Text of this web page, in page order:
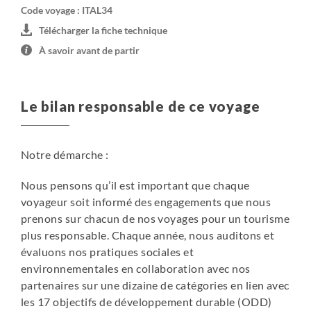
creusées dans le tuf, du village de Matera et implanté au
cœur des églises rupestres de Matera. Il dispose d'une
charmante terrasse offrant une vue panoramique
superbe et romantique sur la cathédrale de Matera et
comportent une salle de bains privative. L'hôtel respecte
totalement l'architecture et l'atmosphère du centre
seulement des points d'intérêt les plus célèbres de la
un parking partenaire installé à proximité. Une étape
charme à n'en pas douter ! Parking payant.
En version supérieure, hôtels équivalent 4*:
• Deux nuits à Monte Sant'Angelo
Situé sur une colline surplombant le golfe de
Code voyage : ITAL34
Télécharger la fiche technique
À savoir avant de partir
Le bilan responsable de ce voyage
Notre démarche :
Nous pensons qu’il est important que chaque
voyageur soit informé des engagements que nous
prenons sur chacun de nos voyages pour un tourisme
plus responsable. Chaque année, nous auditons et
évaluons nos pratiques sociales et
environnementales en collaboration avec nos
partenaires sur une dizaine de catégories en lien avec
les 17 objectifs de développement durable (ODD)